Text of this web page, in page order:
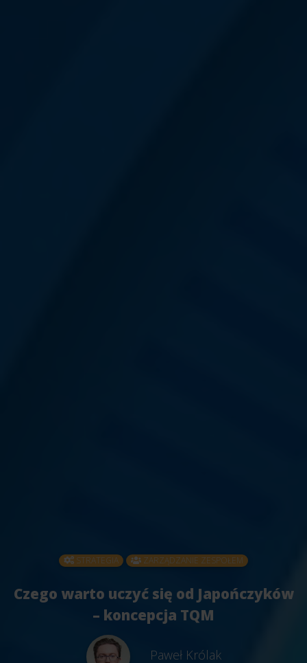
STRATEGIA ZARZĄDZANIE ZESPOŁEM
Czego warto uczyć się od Japończyków
– koncepcja TQM
Paweł Królak